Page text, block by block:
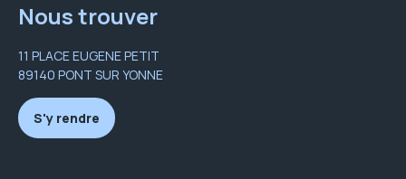
Nous trouver
11 PLACE EUGENE PETIT
89140 PONT SUR YONNE
S'y rendre